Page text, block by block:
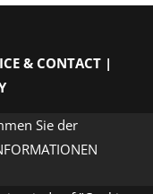
& CONTACT|
Sie der